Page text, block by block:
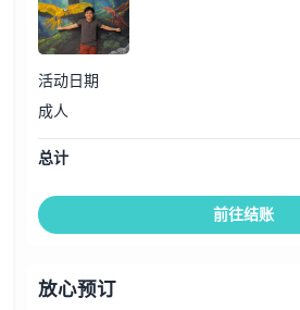
活动日期
成人
总计
前往结账
放心预订